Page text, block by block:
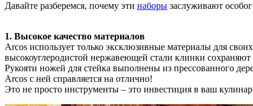
Давайте разберемся, почему эти наборы заслуживают
1. Высокое качество материалов
Arcos использует только эксклюзивные материалы для
высокоуглеродистой нержавеющей стали клинки сохраняют
Рукояти ножей для стейка выполнены из прессованного
Arcos с ней справляется на отлично!
Это не просто инструменты – это инвестиция в ваш